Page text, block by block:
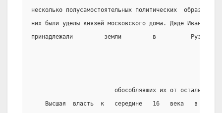
несколько полусамостоятельных политических
них были уделы князей московского дома. Дяде Ивана
принадлежали         земли         в          Рузском,
обособлявших их от остальных
Высшая  власть  к   середине   16   века   в